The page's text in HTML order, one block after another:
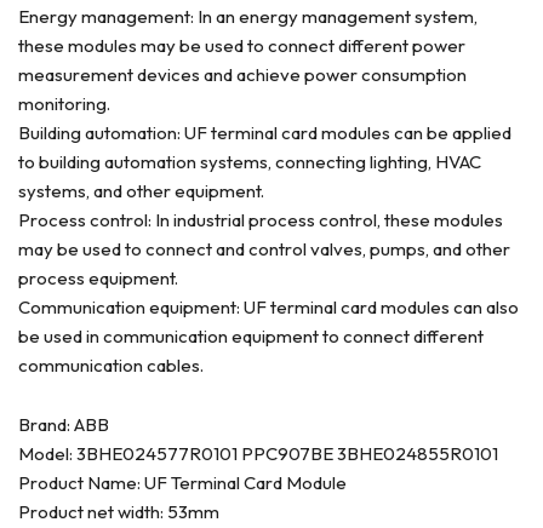
Energy management: In an energy management system,
these modules may be used to connect different power
measurement devices and achieve power consumption
monitoring.
Building automation: UF terminal card modules can be applied
to building automation systems, connecting lighting, HVAC
systems, and other equipment.
Process control: In industrial process control, these modules
may be used to connect and control valves, pumps, and other
process equipment.
Communication equipment: UF terminal card modules can also
be used in communication equipment to connect different
communication cables.
Brand: ABB
Model: 3BHE024577R0101 PPC907BE 3BHE024855R0101
Product Name: UF Terminal Card Module
Product net width: 53mm